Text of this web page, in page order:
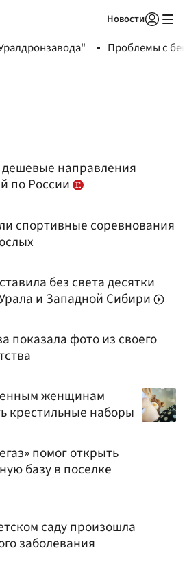
Новости
Проблемы с
направления
по России
спортивные соревнования
без света десятки
и Западной Сибири
показала фото из своего
женщинам
крестильные наборы
помог открыть
базу в поселке
саду произошла
заболевания